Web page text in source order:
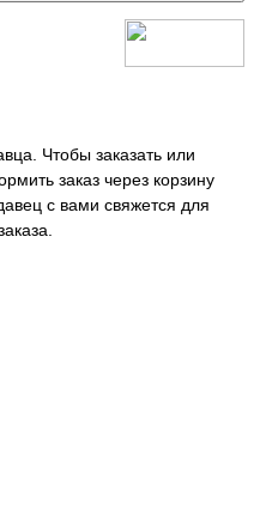
Чтобы заказать или
заказ через корзину
с вами свяжется для